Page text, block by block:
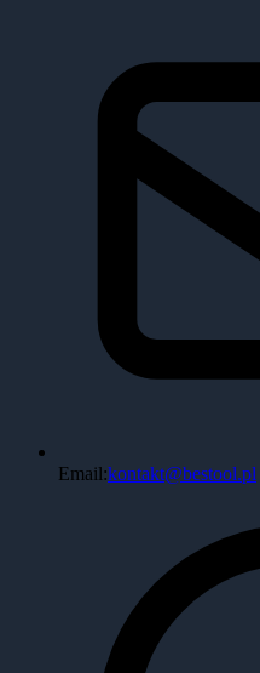
Email:kontakt@bestool.pl